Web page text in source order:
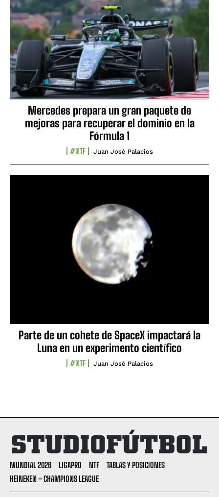
Mercedes prepara un gran paquete de
mejoras para recuperar el dominio en la
Fórmula 1
#NTF Juan José Palacios
Parte de un cohete de SpaceX impactará la
Luna en un experimento científico
#NTF Juan José Palacios
MUNDIAL 2026 LIGAPRO NTF
TABLAS Y POSICIONES
HEINEKEN – CHAMPIONS LEAGUE